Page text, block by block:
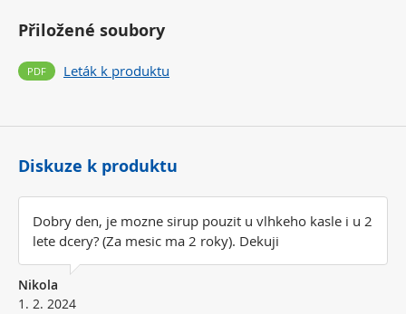
Přiložené soubory
Leták k produktu
Diskuze k produktu
Dobry den, je mozne sirup pouzit u vlhkeho kasle i u 2
lete dcery? (Za mesic ma 2 roky). Dekuji
Nikola
1. 2. 2024